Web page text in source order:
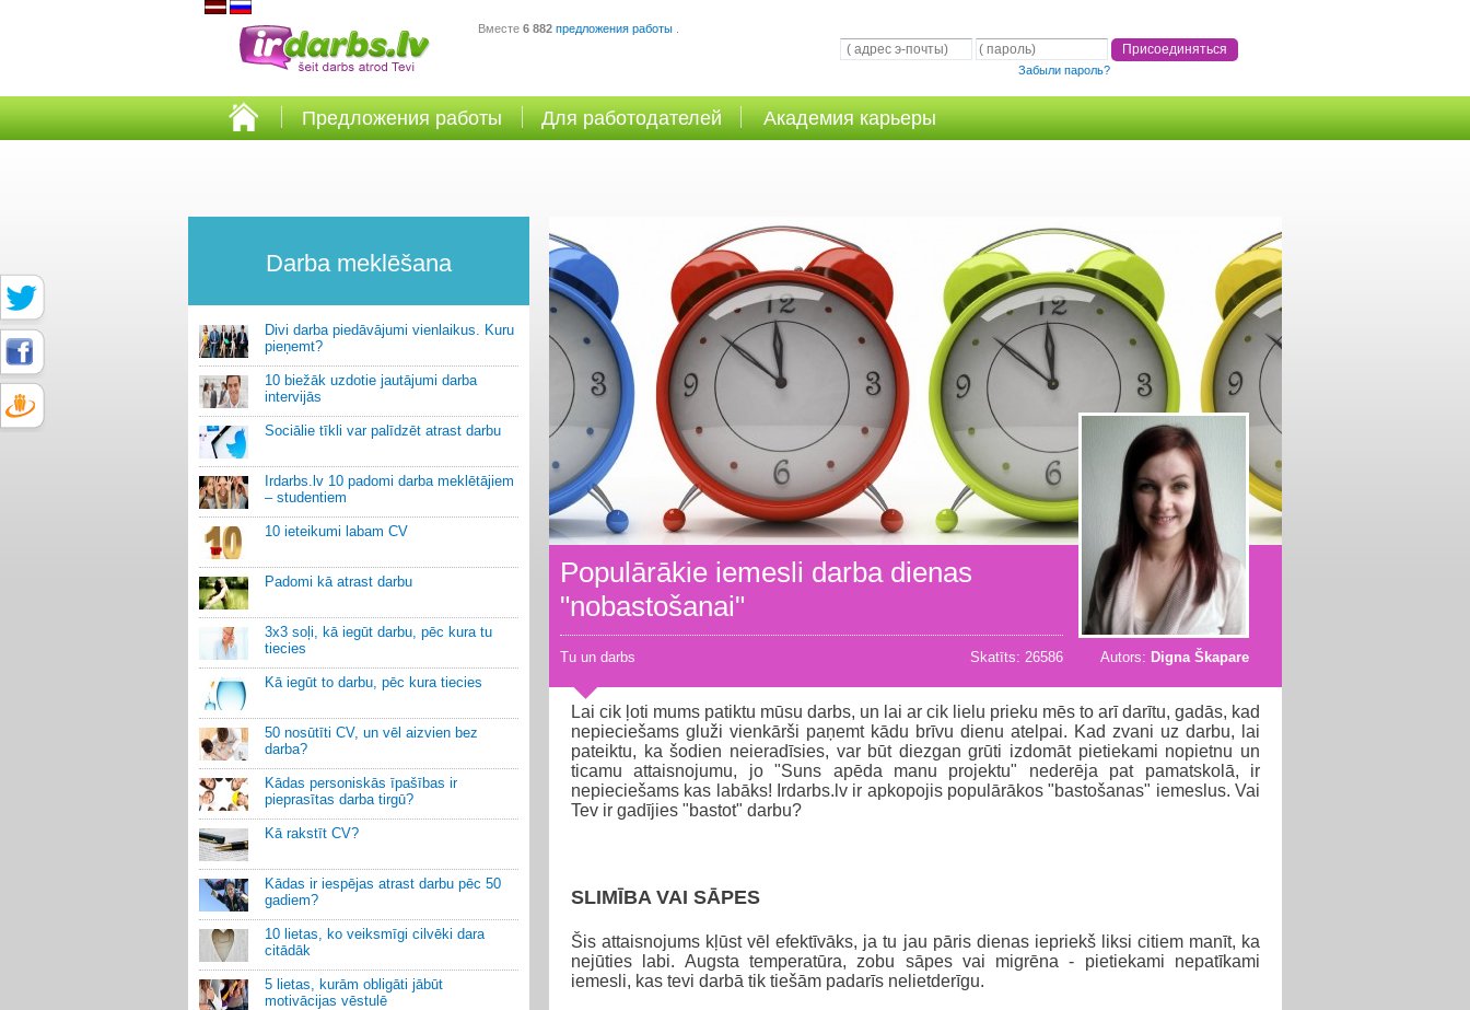
Вместе 6 882 предложения работы
Забыли пароль?
Предложения работы Для работодателей Академия карьеры
Darba meklēšana
Divi darba piedāvājumi vienlaikus. Kuru
pieņemt?
10 biežāk uzdotie jautājumi darba
intervijās
Sociālie tīkli var palīdzēt atrast darbu
Irdarbs.lv 10 padomi darba meklētājiem
– studentiem
10 ieteikumi labam CV
Padomi kā atrast darbu
3x3 soļi, kā iegūt darbu, pēc kura tu
tiecies
Kā iegūt to darbu, pēc kura tiecies
50 nosūtīti CV, un vēl aizvien bez
darba?
Kādas personiskās īpašības ir
pieprasītas darba tirgū?
Kā rakstīt CV?
Kādas ir iespējas atrast darbu pēc 50
gadiem?
10 lietas, ko veiksmīgi cilvēki dara
citādāk
5 lietas, kurām obligāti jābūt
motivācijas vēstulē
Autors: Digna Škapare
Populārākie iemesli darba dienas
"nobastošanai"
Tu un darbs Skatīts: 26586
Lai cik ļoti mums patiktu mūsu darbs, un lai ar cik lielu prieku mēs to arī darītu, gadās, kad
nepieciešams gluži vienkārši paņemt kādu brīvu dienu atelpai. Kad zvani uz darbu, lai
pateiktu, ka šodien neieradīsies, var būt diezgan grūti izdomāt pietiekami nopietnu un
ticamu attaisnojumu, jo "Suns apēda manu projektu" nederēja pat pamatskolā, ir
nepieciešams kas labāks! Irdarbs.lv ir apkopojis populārākos "bastošanas" iemeslus. Vai
Tev ir gadījies "bastot" darbu?
SLIMĪBA VAI SĀPES
Šis attaisnojums kļūst vēl efektīvāks, ja tu jau pāris dienas iepriekš liksi citiem manīt, ka
nejūties labi. Augsta temperatūra, zobu sāpes vai migrēna - pietiekami nepatīkami
iemesli, kas tevi darbā tik tiešām padarīs nelietderīgu.